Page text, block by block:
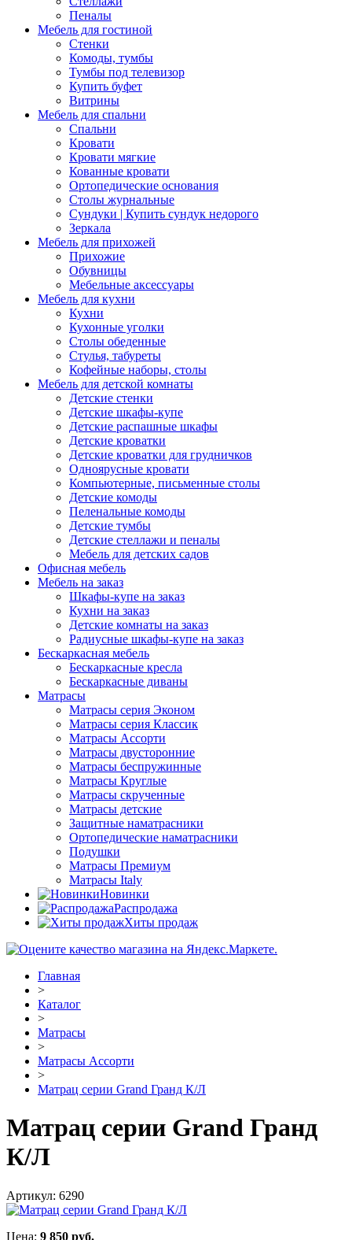
Пеналы
Мебель для гостиной
Стенки
Комоды, тумбы
Тумбы под телевизор
Купить буфет
Витрины
Мебель для спальни
Спальни
Кровати
Кровати мягкие
Кованные кровати
Ортопедические основания
Столы журнальные
Сундуки | Купить сундук недорого
Зеркала
Мебель для прихожей
Прихожие
Обувницы
Мебельные аксессуары
Мебель для кухни
Кухни
Кухонные уголки
Столы обеденные
Стулья, табуреты
Кофейные наборы, столы
Мебель для детской комнаты
Детские стенки
Детские шкафы-купе
Детские распашные шкафы
Детские кроватки
Детские кроватки для грудничков
Одноярусные кровати
Компьютерные, письменные столы
Детские комоды
Пеленальные комоды
Детские тумбы
Детские стеллажи и пеналы
Мебель для детских садов
Офисная мебель
Мебель на заказ
Шкафы-купе на заказ
Кухни на заказ
Детские комнаты на заказ
Радиусные шкафы-купе на заказ
Бескаркасная мебель
Бескаркасные кресла
Бескаркасные диваны
Матрасы
Матрасы серия Эконом
Матрасы серия Классик
Матрасы Ассорти
Матрасы двусторонние
Матрасы беспружинные
Матрасы Круглые
Матрасы скрученные
Матрасы детские
Защитные наматрасники
Ортопедические наматрасники
Подушки
Матрасы Премиум
Матрасы Italy
Новинки
Распродажа
Хиты продаж
Главная
>
Каталог
>
Матрасы
>
Матрасы Ассорти
>
Матрац серии Grand Гранд К/Л
Матрац серии Grand Гранд
К/Л
Артикул: 6290
Цена: 9 850 руб.